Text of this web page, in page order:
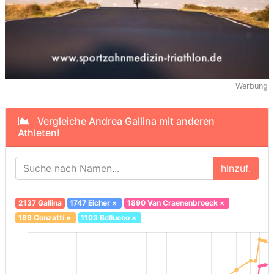
Werbung
Vergleiche Andrea Gallina mit anderen
Athleten!
hinzuf.
2137 Gallina 1747 Eicher × 1890 Van Craenenbroeck×
189 Conzatti× 1103 Bellucco ×